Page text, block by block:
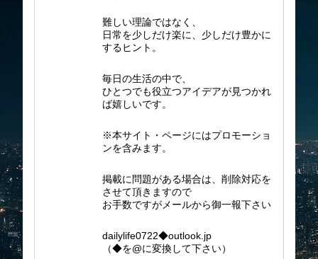
難しい理論ではなく、
日常を少しだけ楽に、少しだけ豊かに
するヒント。
毎日の生活の中で、
ひとつでも役立つアイデアが見つかれ
ば嬉しいです。
※本サイト・ページにはプロモーショ
ンを含みます。
掲載に問題がある場合は、削除対応を
させて頂きますので
お手数ですがメールから御一報下さい
dailylife0722◆outlook.jp
（◆を@に変換して下さい）